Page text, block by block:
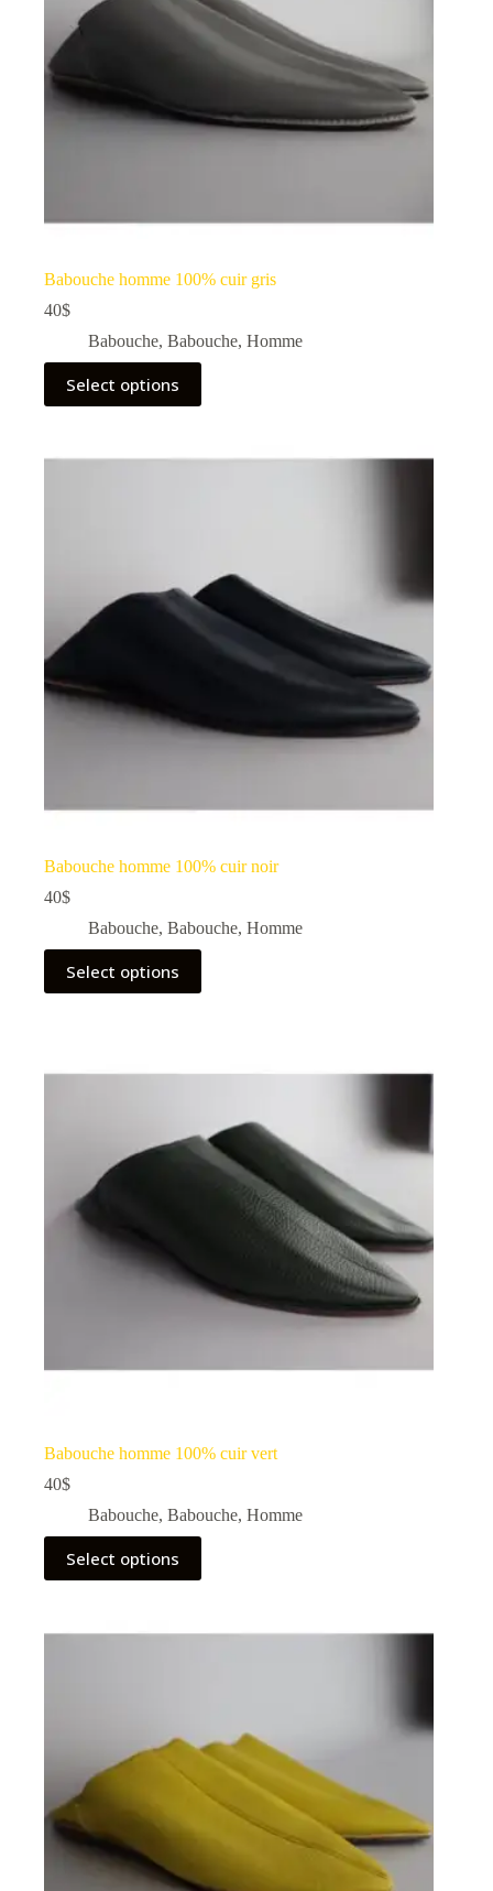
Babouche homme 100% cuir gris
40$
Babouche, Babouche, Homme
Select options
Babouche homme 100% cuir noir
40$
Babouche, Babouche, Homme
Select options
Babouche homme 100% cuir vert
40$
Babouche, Babouche, Homme
Select options